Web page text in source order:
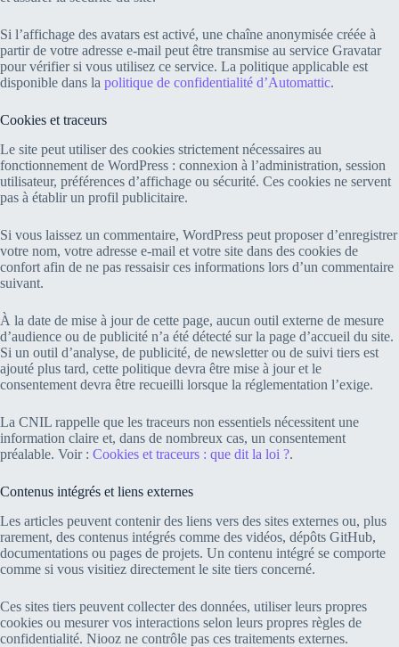
Si l’affichage des avatars est activé, une chaîne anonymisée créée à
partir de votre adresse e-mail peut être transmise au service Gravatar
pour vérifier si vous utilisez ce service. La politique applicable est
disponible dans la politique de confidentialité d’Automattic.
Cookies et traceurs
Le site peut utiliser des cookies strictement nécessaires au
fonctionnement de WordPress : connexion à l’administration, session
utilisateur, préférences d’affichage ou sécurité. Ces cookies ne servent
pas à établir un profil publicitaire.
Si vous laissez un commentaire, WordPress peut proposer d’enregistrer
votre nom, votre adresse e-mail et votre site dans des cookies de
confort afin de ne pas ressaisir ces informations lors d’un commentaire
suivant.
À la date de mise à jour de cette page, aucun outil externe de mesure
d’audience ou de publicité n’a été détecté sur la page d’accueil du site.
Si un outil d’analyse, de publicité, de newsletter ou de suivi tiers est
ajouté plus tard, cette politique devra être mise à jour et le
consentement devra être recueilli lorsque la réglementation l’exige.
La CNIL rappelle que les traceurs non essentiels nécessitent une
information claire et, dans de nombreux cas, un consentement
préalable. Voir : Cookies et traceurs : que dit la loi ?.
Contenus intégrés et liens externes
Les articles peuvent contenir des liens vers des sites externes ou, plus
rarement, des contenus intégrés comme des vidéos, dépôts GitHub,
documentations ou pages de projets. Un contenu intégré se comporte
comme si vous visitiez directement le site tiers concerné.
Ces sites tiers peuvent collecter des données, utiliser leurs propres
cookies ou mesurer vos interactions selon leurs propres règles de
confidentialité. Niooz ne contrôle pas ces traitements externes.